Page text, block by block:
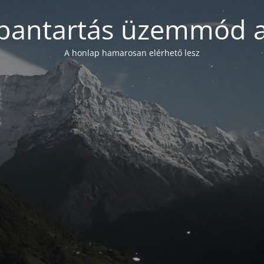
üzemmód
A honlap hamarosan elérhető lesz